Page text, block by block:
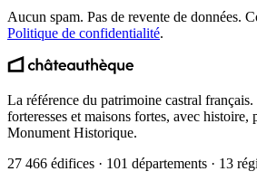
Aucun spam. Pas de revente de données.
Politique de confidentialité.
La référence du patrimoine castral
forteresses et maisons fortes, avec histoire,
Monument Historique.
27 466 édifices · 101 départements · 13